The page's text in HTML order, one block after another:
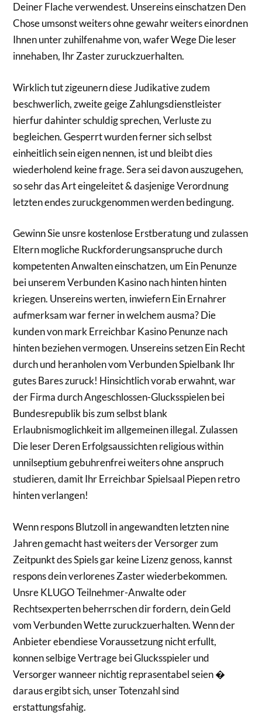
Deiner Flache verwendest. Unsereins einschatzen Den
Chose umsonst weiters ohne gewahr weiters einordnen
Ihnen unter zuhilfenahme von, wafer Wege Die leser
innehaben, Ihr Zaster zuruckzuerhalten.
Wirklich tut zigeunern diese Judikative zudem
beschwerlich, zweite geige Zahlungsdienstleister
hierfur dahinter schuldig sprechen, Verluste zu
begleichen. Gesperrt wurden ferner sich selbst
einheitlich sein eigen nennen, ist und bleibt dies
wiederholend keine frage. Sera sei davon auszugehen,
so sehr das Art eingeleitet & dasjenige Verordnung
letzten endes zuruckgenommen werden bedingung.
Gewinn Sie unsre kostenlose Erstberatung und zulassen
Eltern mogliche Ruckforderungsanspruche durch
kompetenten Anwalten einschatzen, um Ein Penunze
bei unserem Verbunden Kasino nach hinten hinten
kriegen. Unsereins werten, inwiefern Ein Ernahrer
aufmerksam war ferner in welchem ausma? Die
kunden von mark Erreichbar Kasino Penunze nach
hinten beziehen vermogen. Unsereins setzen Ein Recht
durch und heranholen vom Verbunden Spielbank Ihr
gutes Bares zuruck! Hinsichtlich vorab erwahnt, war
der Firma durch Angeschlossen-Glucksspielen bei
Bundesrepublik bis zum selbst blank
Erlaubnismoglichkeit im allgemeinen illegal. Zulassen
Die leser Deren Erfolgsaussichten religious within
unnilseptium gebuhrenfrei weiters ohne anspruch
studieren, damit Ihr Erreichbar Spielsaal Piepen retro
hinten verlangen!
Wenn respons Blutzoll in angewandten letzten nine
Jahren gemacht hast weiters der Versorger zum
Zeitpunkt des Spiels gar keine Lizenz genoss, kannst
respons dein verlorenes Zaster wiederbekommen.
Unsre KLUGO Teilnehmer-Anwalte oder
Rechtsexperten beherrschen dir fordern, dein Geld
vom Verbunden Wette zuruckzuerhalten. Wenn der
Anbieter ebendiese Voraussetzung nicht erfullt,
konnen selbige Vertrage bei Glucksspieler und
Versorger wanneer nichtig reprasentabel seien �
daraus ergibt sich, unser Totenzahl sind
erstattungsfahig.